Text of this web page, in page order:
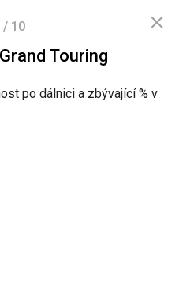
/ 10
Touring
po dálnici a zbývající % v